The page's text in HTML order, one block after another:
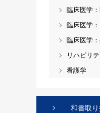
臨床医学
臨床医学
臨床医学
リハビリ
看護学
和書取